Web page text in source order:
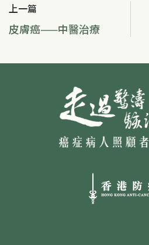
上一篇
皮膚癌——中醫治療